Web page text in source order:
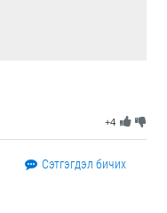
+4
Сэтгэгдэл бичих